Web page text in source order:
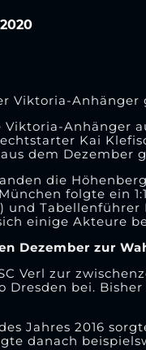
Viktoria-Anhänger
Anhänger
Kai
dem Dezember
die
folgte ein
und
einige Akteure
Dezember zur
Verl zur
Dresden bei.
Jahres 2016
danach